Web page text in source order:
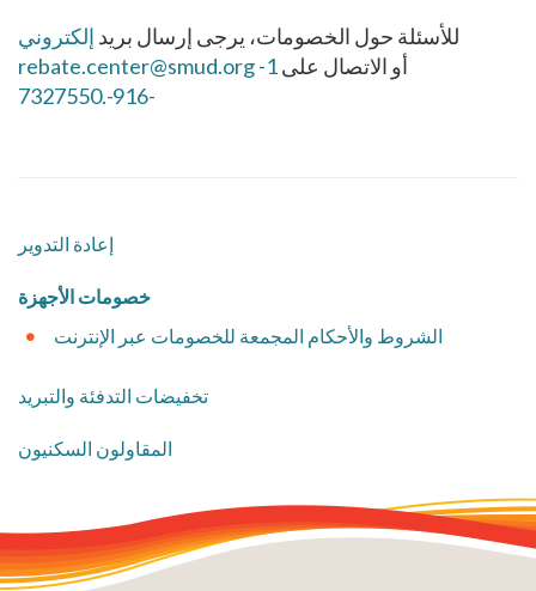
للأسئلة حول الخصومات، يرجى إرسال بريد إلكتروني
rebate.center@smud.org
أو الاتصال على
1-
-916-.7327550
إعادة التدوير
​خصومات الأجهزة
الشروط والأحكام المجمعة للخصومات عبر الإنترنت
تخفيضات التدفئة والتبريد
​المقاولون السكنيون